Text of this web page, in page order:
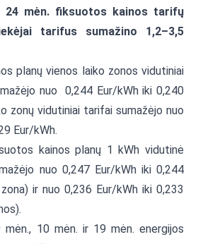
24 mėn. fiksuotos kainos tarifų
tarifus sumažino 1,2–3,5
planų vienos laiko zonos vidutiniai
nuo 0,244 Eur/kWh iki 0,240
zonų vidutiniai tarifai sumažėjo nuo
Eur/kWh.
kainos planų 1 kWh vidutinė
nuo 0,247 Eur/kWh iki 0,244
ir nuo 0,236 Eur/kWh iki 0,233
10 mėn. ir 19 mėn. energijos